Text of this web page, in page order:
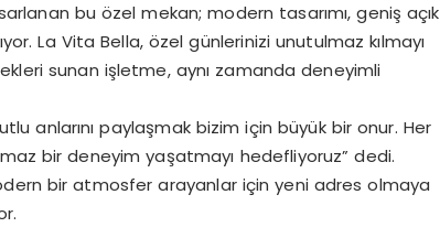
bu özel mekan; modern tasarımı, geniş açık
La Vita Bella, özel günlerinizi unutulmaz kılmayı
sunan işletme, aynı zamanda deneyimli
anlarını paylaşmak bizim için büyük bir onur. Her
bir deneyim yaşatmayı hedefliyoruz” dedi.
bir atmosfer arayanlar için yeni adres olmaya